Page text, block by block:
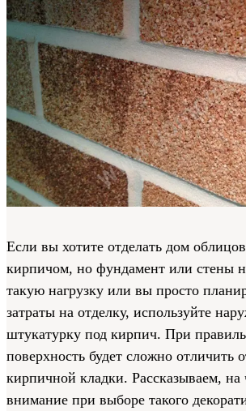
Если вы хотите отделать дом
кирпичом, но фундамент или стены
такую нагрузку или вы просто
затраты на отделку, используйте
штукатурку под кирпич. При
поверхность будет сложно отличить
кирпичной кладки. Рассказываем, на
внимание при выборе такого